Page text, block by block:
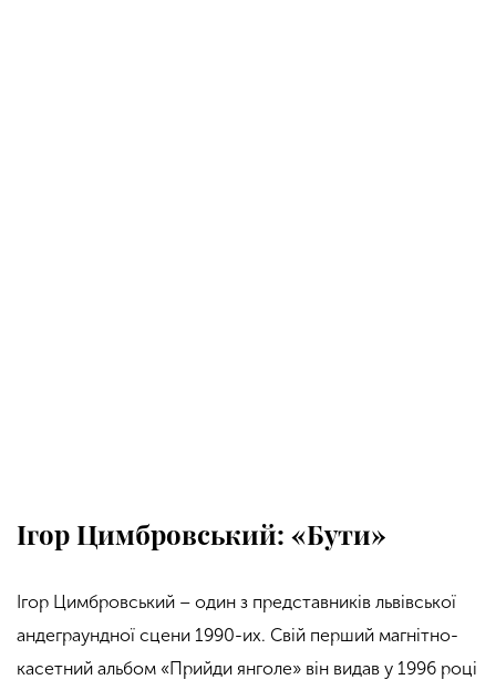
Ігор Цимбровський: «Бути»
Ігор Цимбровський – один з представників львівської
андеграундної сцени 1990-их. Свій перший магнітно-
касетний альбом «Прийди янголе» він видав у 1996 році